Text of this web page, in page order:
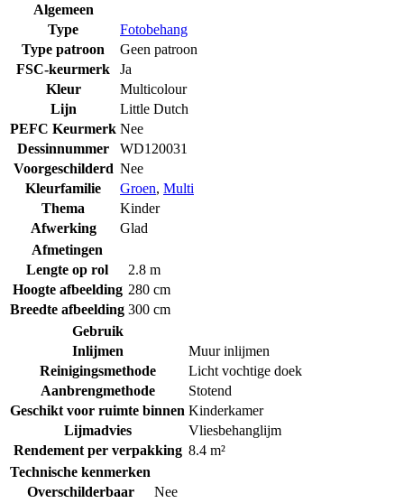
Algemeen
Type
Fotobehang
Type patroon
Geen patroon
FSC-keurmerk
Ja
Kleur
Multicolour
Lijn
Little Dutch
PEFC Keurmerk Nee
Dessinnummer
WD120031
Voorgeschilderd Nee
Kleurfamilie
Groen, Multi
Thema
Kinder
Afwerking
Glad
Afmetingen
Lengte op rol
2.8 m
Hoogte afbeelding 280 cm
Breedte afbeelding 300 cm
Gebruik
Inlijmen
Muur inlijmen
Reinigingsmethode
Licht vochtige doek
Aanbrengmethode
Stotend
Geschikt voor ruimte binnen Kinderkamer
Lijmadvies
Vliesbehanglijm
Rendement per verpakking 8.4 m²
Technische kenmerken
Overschilderbaar
Nee